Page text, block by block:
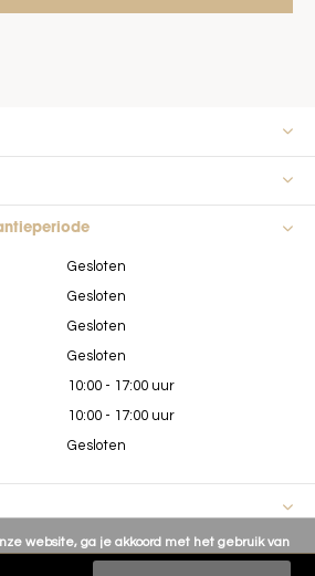
Gesloten
Gesloten
Gesloten
Gesloten
10:00 - 17:00 uur
10:00 - 17:00 uur
Gesloten
website, ga je akkoord met het gebruik van